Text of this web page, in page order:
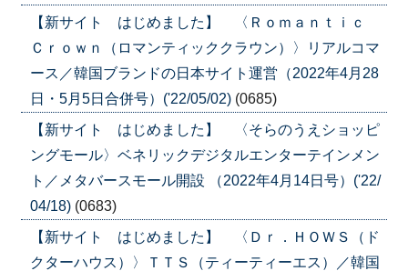
【新サイト はじめました】 〈Ｒｏｍａｎｔｉｃ
Ｃｒｏｗｎ（ロマンティッククラウン）〉リアルコマ
ース／韓国ブランドの日本サイト運営（2022年4月28
日・5月5日合併号）('22/05/02) (0685)
【新サイト はじめました】 〈そらのうえショッピ
ングモール〉ベネリックデジタルエンターテインメン
ト／メタバースモール開設 （2022年4月14日号）('22/
04/18) (0683)
【新サイト はじめました】 〈Ｄｒ．ＨＯＷＳ（ド
クターハウス）〉ＴＴＳ（ティーティーエス）／韓国